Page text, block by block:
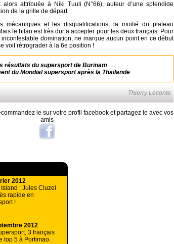
attribuée à Niki Tuuli (N°66), auteur d’une splendide
de la grille de départ.
mécaniques et les disqualifications, la moitié du plateau
le bilan est très dur a accepter pour les deux français. Pour
domination, ne marque aucun point en ce début
voit rétrograder à la 6e position !
résultats du supersport de Burinam
du Mondial supersport après la Thaïlande
Thierry Leconte
le sur votre profil facebook et partagez le avec vos
amis
2012
: Jules Cluzel
rapide en
!
2012
3 français
top 5 à Portimao.